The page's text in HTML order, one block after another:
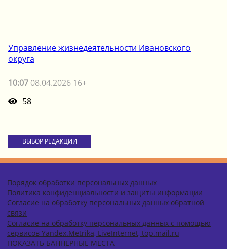
Управление жизнедеятельности Ивановского
округа
10:07 08.04.2026 16+
58
ВЫБОР РЕДАКЦИИ
Порядок обработки персональных данных
Политика конфиденциальности и защиты информации
Согласие на обработку персональных данных обратной
связи
Согласие на обработку персональных данных с помощью
сервисов Yandex.Metrika, LiveInternet, top.mail.ru
ПОКАЗАТЬ БАННЕРНЫЕ МЕСТА